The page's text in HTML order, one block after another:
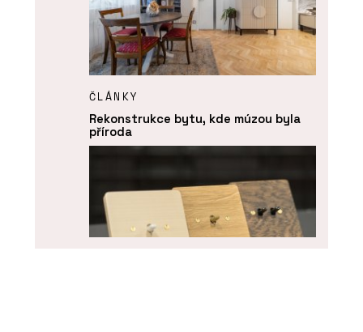
ČLÁNKY
Rekonstrukce bytu, kde múzou byla
příroda